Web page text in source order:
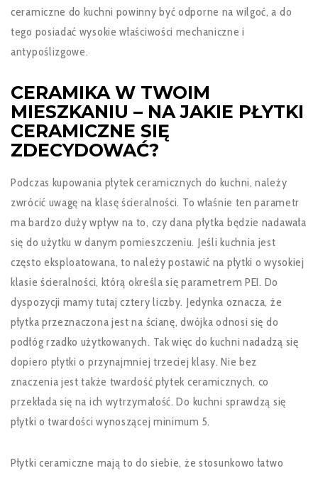
ceramiczne do kuchni powinny być odporne na wilgoć, a do
tego posiadać wysokie właściwości mechaniczne i
antypoślizgowe.
CERAMIKA W TWOIM
MIESZKANIU – NA JAKIE PŁYTKI
CERAMICZNE SIĘ
ZDECYDOWAĆ?
Podczas kupowania płytek ceramicznych do kuchni, należy
zwrócić uwagę na klasę ścieralności. To właśnie ten parametr
ma bardzo duży wpływ na to, czy dana płytka będzie nadawała
się do użytku w danym pomieszczeniu. Jeśli kuchnia jest
często eksploatowana, to należy postawić na płytki o wysokiej
klasie ścieralności, którą określa się parametrem PEI. Do
dyspozycji mamy tutaj cztery liczby. Jedynka oznacza, że
płytka przeznaczona jest na ścianę, dwójka odnosi się do
podłóg rzadko użytkowanych. Tak więc do kuchni nadadzą się
dopiero płytki o przynajmniej trzeciej klasy. Nie bez
znaczenia jest także twardość płytek ceramicznych, co
przekłada się na ich wytrzymałość. Do kuchni sprawdzą się
płytki o twardości wynoszącej minimum 5.
Płytki ceramiczne mają to do siebie, że stosunkowo łatwo